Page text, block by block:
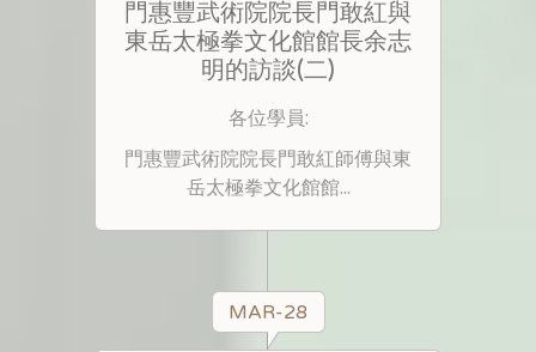
門惠豐武術院院長門敢紅與
東岳太極拳文化館館長余志
明的訪談(二)
各位學員:
門惠豐武術院院長門敢紅師傅與東
岳太極拳文化館館...
MAR-28